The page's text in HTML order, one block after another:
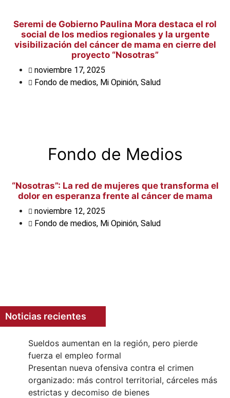
Seremi de Gobierno Paulina Mora destaca el rol
social de los medios regionales y la urgente
visibilización del cáncer de mama en cierre del
proyecto “Nosotras”
noviembre 17, 2025
Fondo de medios, Mi Opinión, Salud
Fondo de Medios
“Nosotras”: La red de mujeres que transforma el
dolor en esperanza frente al cáncer de mama
noviembre 12, 2025
Fondo de medios, Mi Opinión, Salud
Noticias recientes
Sueldos aumentan en la región, pero pierde
fuerza el empleo formal
Presentan nueva ofensiva contra el crimen
organizado: más control territorial, cárceles más
estrictas y decomiso de bienes